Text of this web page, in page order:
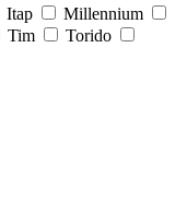
Itap
Millennium
Tim
Torido